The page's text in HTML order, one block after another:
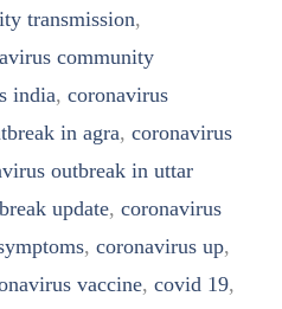
transmission,
community
india, coronavirus
in agra, coronavirus
outbreak in uttar
update, coronavirus
, coronavirus up,
vaccine, covid 19,